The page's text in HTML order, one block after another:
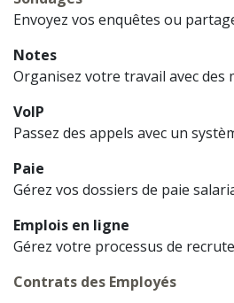
Envoyez vos enquêtes ou
Notes
Organisez votre travail avec des
VoIP
Passez des appels avec un
Paie
Gérez vos dossiers de paie
Emplois en ligne
Gérez votre processus de
Contrats des Employés